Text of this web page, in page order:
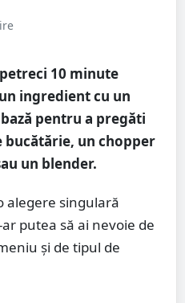
10 minute
ingredient cu un
pentru a pregăti
bucătărie, un chopper
un blender.
alegere singulară
putea să ai nevoie de
și de tipul de